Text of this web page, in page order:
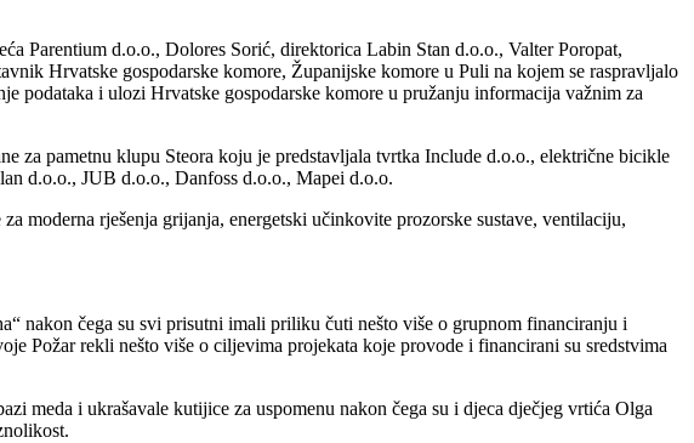
Parentium d.o.o., Dolores Sorić, direktorica Labin Stan d.o.o., Valter Poropat,
Hrvatske gospodarske komore, Županijske komore u Puli na kojem se raspravljalo
podataka i ulozi Hrvatske gospodarske komore u pružanju informacija važnim za
za pametnu klupu Steora koju je predstavljala tvrtka Include d.o.o., električne bicikle
d.o.o., JUB d.o.o., Danfoss d.o.o., Mapei d.o.o.
moderna rješenja grijanja, energetski učinkovite prozorske sustave, ventilaciju,
nakon čega su svi prisutni imali priliku čuti nešto više o grupnom financiranju i
Požar rekli nešto više o ciljevima projekata koje provode i financirani su sredstvima
meda i ukrašavale kutijice za uspomenu nakon čega su i djeca dječjeg vrtića Olga